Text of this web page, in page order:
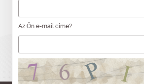
Az Ön e-mail címe?